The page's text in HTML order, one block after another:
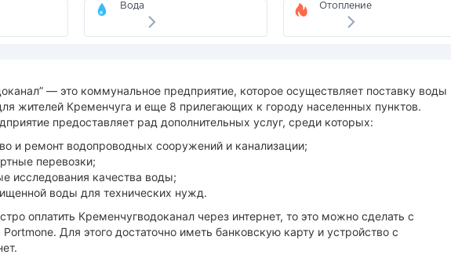
Вода Отопление
— это коммунальное предприятие, которое осуществляет поставку воды
жителей Кременчуга и еще 8 прилегающих к городу населенных пунктов.
предоставляет рад дополнительных услуг, среди которых:
и ремонт водопроводных сооружений и канализации;
перевозки;
исследования качества воды;
воды для технических нужд.
оплатить Кременчугводоканал через интернет, то это можно сделать с
Для этого достаточно иметь банковскую карту и устройство с